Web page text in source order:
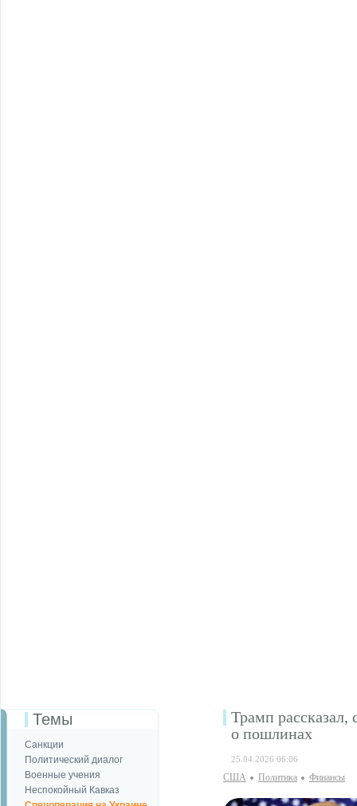
Темы
Санкции
Политический диалог
Военные учения
Неспокойный Кавказ
Трамп
о пошлинах
25.04.2026 06:06
США Политика Финансы